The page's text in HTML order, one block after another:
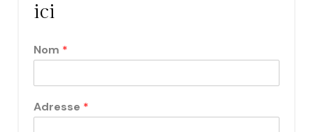
ici
Nom *
Adresse *